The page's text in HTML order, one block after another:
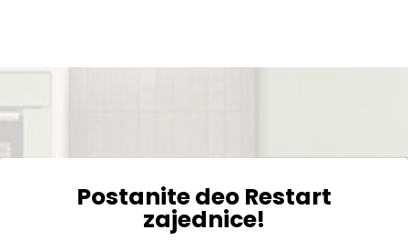
Postanite deo Restart
zajednice!